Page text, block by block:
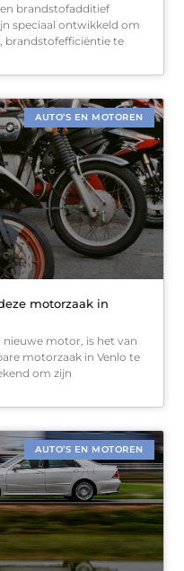
brandstofadditief
speciaal ontwikkeld om
brandstofefficiëntie te
AUTO’S EN MOTOREN
motorzaak in
nieuwe motor, is het van
motorzaak in Venlo te
om zijn
AUTO’S EN MOTOREN